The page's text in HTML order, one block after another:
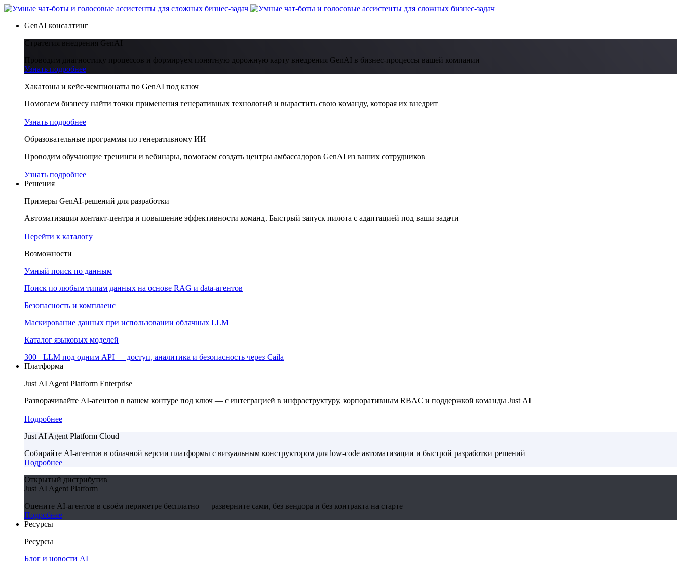
GenAI консалтинг
Стратегия внедрения GenAI
Проводим диагностику процессов и формируем понятную дорожную карту внедрения GenAI в бизнес-процессы вашей компании
Узнать подробнее
Хакатоны и кейс-чемпионаты по GenAI под ключ
Помогаем бизнесу найти точки применения генеративных технологий и вырастить свою команду, которая их внедрит
Узнать подробнее
Образовательные программы по генеративному ИИ
Проводим обучающие тренинги и вебинары, помогаем создать центры амбассадоров GenAI из ваших сотрудников
Узнать подробнее
Решения
Примеры GenAI-решений для разработки
Автоматизация контакт-центра и повышение эффективности команд. Быстрый запуск пилота с адаптацией под ваши задачи
Перейти к каталогу
Возможности
Умный поиск по данным
Поиск по любым типам данных на основе RAG и data-агентов
Безопасность и комплаенс
Маскирование данных при использовании облачных LLM
Каталог языковых моделей
300+ LLM под одним API — доступ, аналитика и безопасность через Caila
Платформа
Just AI Agent Platform Enterprise
Разворачивайте AI-агентов в вашем контуре под ключ — с интеграцией в инфраструктуру, корпоративным RBAC и поддержкой команды Just AI
Подробнее
Just AI Agent Platform Cloud
Собирайте AI-агентов в облачной версии платформы с визуальным конструктором для low-code автоматизации и быстрой разработки решений
Подробнее
Открытый дистрибутив
Just AI Agent Platform
Оцените AI-агентов в своём периметре бесплатно — разверните сами, без вендора и без контракта на старте
Подробнее
Ресурсы
Ресурсы
Блог и новости AI